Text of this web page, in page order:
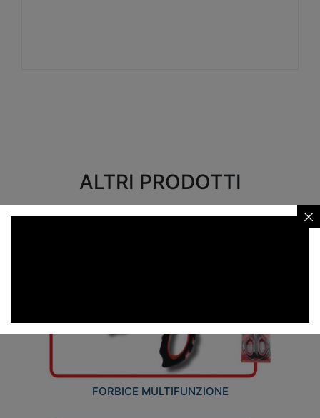
ALTRI PRODOTTI
FORBICE MULTIFUNZIONE